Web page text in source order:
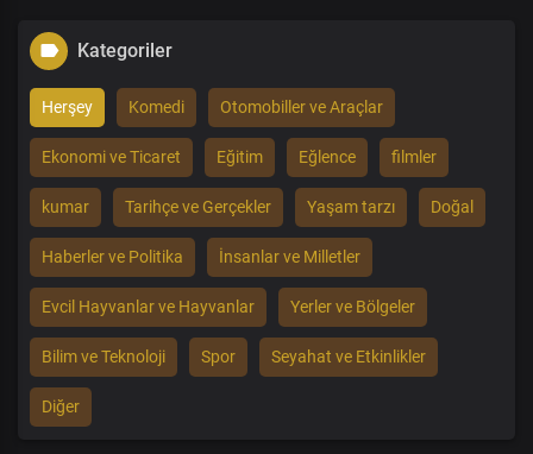
Kategoriler
Herşey Komedi Otomobiller ve Araçlar
Ekonomi ve Ticaret Eğitim Eğlence filmler
kumar Tarihçe ve Gerçekler Yaşam tarzı Doğal
Haberler ve Politika İnsanlar ve Milletler
Evcil Hayvanlar ve Hayvanlar Yerler ve Bölgeler
Bilim ve Teknoloji Spor Seyahat ve Etkinlikler
Diğer